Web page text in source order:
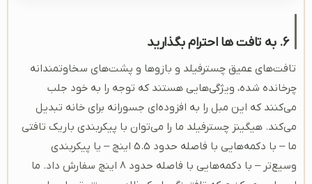
6. به تافت ها احترام بگذارید
تافت‌های عمیق چسترفیلد و بازوها و پشت‌های سخاوتمندانه
چرخانده شده، ویژگی‌هایی هستند که توجه را به خود جلب
می‌کنند که این مبل را به افزوده‌ای جسورانه برای خانه تبدیل
می‌کند. هیگینز چسترفیلد ما را می‌توان با پیکربندی باریک تافتی
ما – با دکمه‌هایی با فاصله حدود 5.5 اینچ – یا پیکربندی
وسیع‌تر – با دکمه‌هایی با فاصله حدود 8 اینچ سفارش داد. ما